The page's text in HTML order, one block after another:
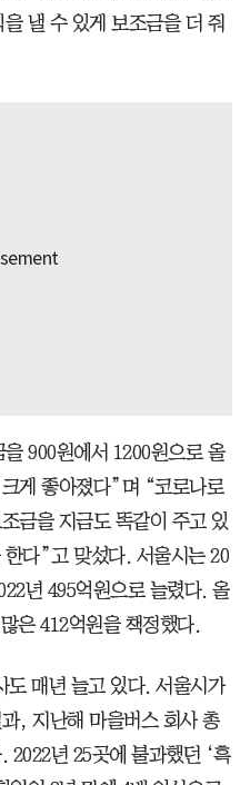
낼 수 있게 보조금을 더 줘
900원에서 1200원으로 올
게 좋아졌다”며 “코로나로
금을 지금도 똑같이 주고 있
다”고 맞섰다. 서울시는 20
년 495억원으로 늘렸다. 올
은 412억원을 책정했다.
도 매년 늘고 있다. 서울시가
, 지난해 마을버스 회사 총
2022년 25곳에 불과했던 ‘흑